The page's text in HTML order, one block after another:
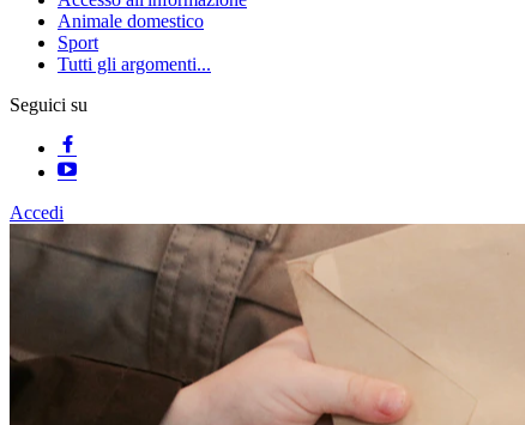
Animale domestico
Sport
Tutti gli argomenti...
Seguici su
Accedi